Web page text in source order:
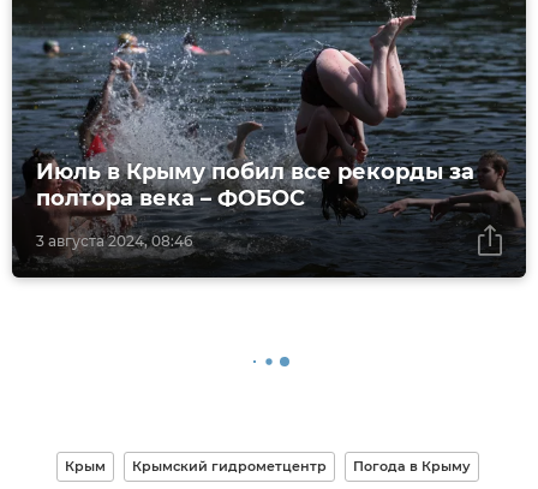
3 августа 2024, 08:46
Июль в Крыму побил все рекорды за
полтора века – ФОБОС
Крым Крымский гидрометцентр Погода в Крыму